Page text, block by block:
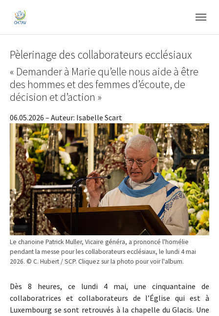
Le chanoine Patrick Muller, Vicaire généra, a prononcé l'homélie
pendant la messe pour les collaborateurs ecclésiaux, le lundi 4 mai
2026. © C. Hubert / SCP. Cliquez sur la photo pour voir l'album.
Pèlerinage des collaborateurs ecclésiaux
« Demander à Marie qu’elle nous aide à être
des hommes et des femmes d’écoute, de
décision et d’action »
06.05.2026 – Auteur: Isabelle Scart
Dès 8 heures, ce lundi 4 mai, une cinquantaine de
collaboratrices et collaborateurs de l’Église qui est à
Luxembourg se sont retrouvés à la chapelle du Glacis. Une